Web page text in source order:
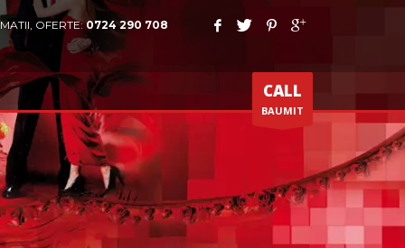
OFERTE: 0724 290 708
CALL
BAUMIT